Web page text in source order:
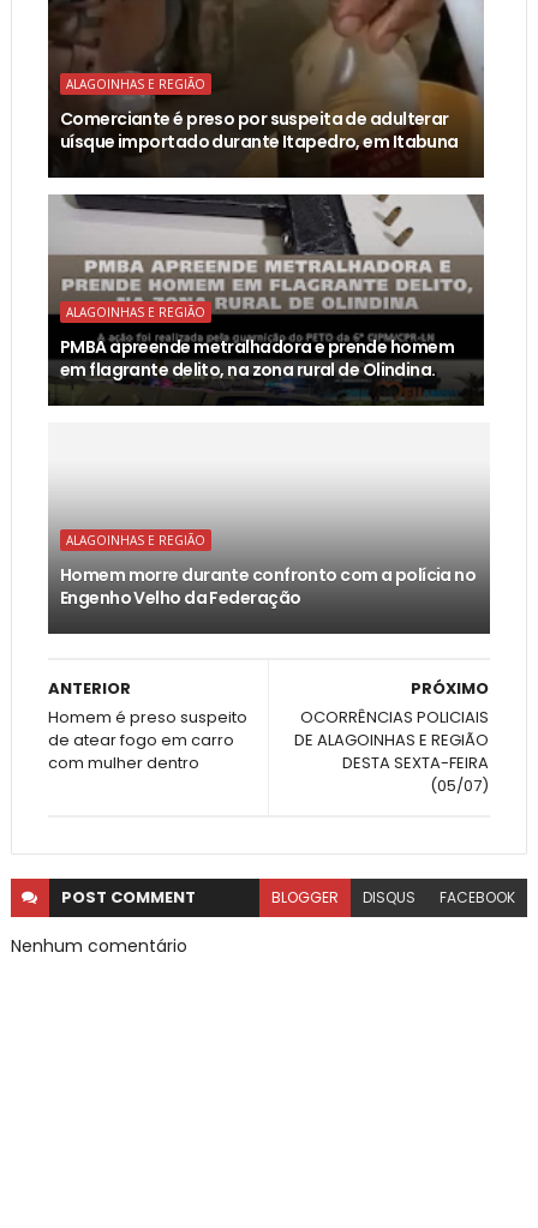
ALAGOINHAS E REGIÃO
Comerciante é preso por suspeita de adulterar
uísque importado durante Itapedro, em Itabuna
ALAGOINHAS E REGIÃO
PMBA apreende metralhadora e prende homem
em flagrante delito, na zona rural de Olindina.
ALAGOINHAS E REGIÃO
Homem morre durante confronto com a polícia no
Engenho Velho da Federação
PRÓXIMO
OCORRÊNCIAS POLICIAIS
DE ALAGOINHAS E REGIÃO
DESTA SEXTA-FEIRA
(05/07)
ANTERIOR
Homem é preso suspeito
de atear fogo em carro
com mulher dentro
POST COMMENT BLOGGER DISQUS FACEBOOK
Nenhum comentário